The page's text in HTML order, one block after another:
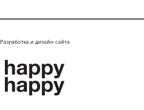
Разработка и дизайн сайта